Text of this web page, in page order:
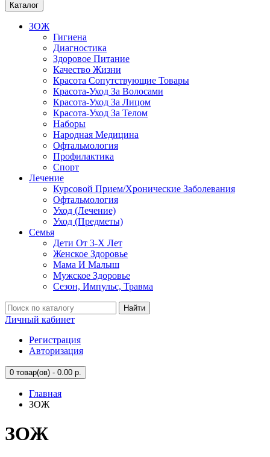
Каталог
ЗОЖ
Гигиена
Диагностика
Здоровое Питание
Качество Жизни
Красота Сопутствующие Товары
Красота-Уход За Волосами
Красота-Уход За Лицом
Красота-Уход За Телом
Наборы
Народная Медицина
Офтальмология
Профилактика
Спорт
Лечение
Курсовой Прием/Хронические Заболевания
Офтальмология
Уход (Лечение)
Уход (Предметы)
Семья
Дети От 3-Х Лет
Женское Здоровье
Мама И Малыш
Мужское Здоровье
Сезон, Импульс, Травма
Найти
Личный кабинет
Регистрация
Авторизация
0 товар(ов) - 0.00 р.
Главная
ЗОЖ
ЗОЖ